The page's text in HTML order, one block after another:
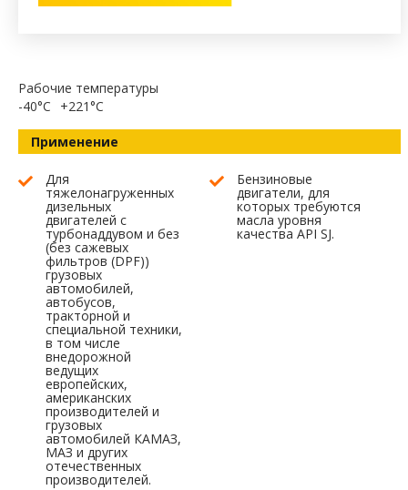
Рабочие температуры
-40°C
+221°C
Применение
Для
тяжелонагруженных
дизельных
двигателей с
турбонаддувом и без
(без сажевых
фильтров (DPF))
грузовых
автомобилей,
автобусов,
тракторной и
специальной техники,
в том числе
внедорожной
ведущих
европейских,
американских
производителей и
грузовых
автомобилей КАМАЗ,
МАЗ и других
отечественных
производителей.
Бензиновые
двигатели, для
которых требуются
масла уровня
качества API SJ.